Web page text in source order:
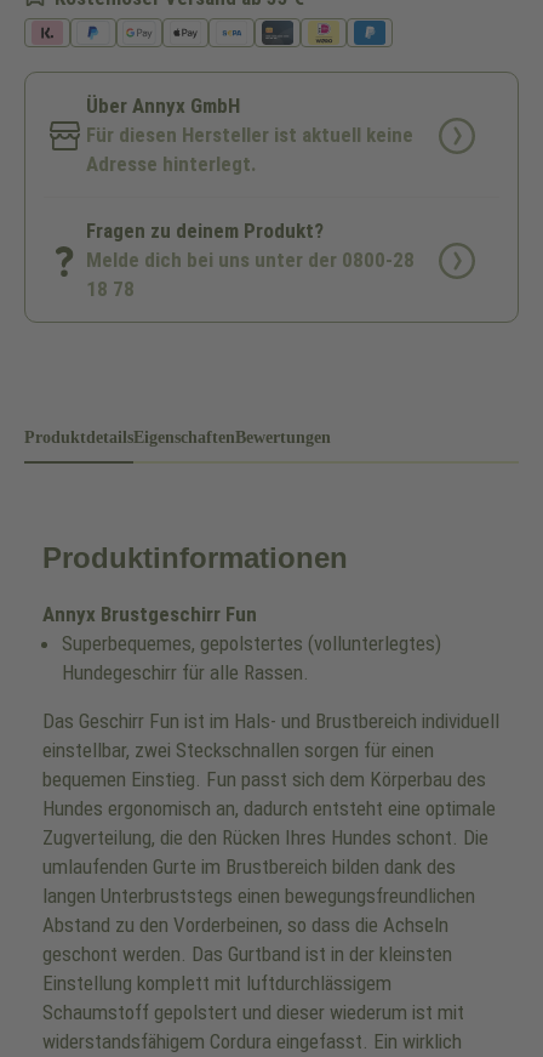
Über Annyx GmbH
Für diesen Hersteller ist aktuell keine
Adresse hinterlegt.
Fragen zu deinem Produkt?
Melde dich bei uns unter der 0800-28
18 78
ProduktdetailsEigenschaftenBewertungen
Produktinformationen
Annyx Brustgeschirr Fun
Superbequemes, gepolstertes (vollunterlegtes)
Hundegeschirr für alle Rassen.
Das Geschirr Fun ist im Hals- und Brustbereich individuell
einstellbar, zwei Steckschnallen sorgen für einen
bequemen Einstieg. Fun passt sich dem Körperbau des
Hundes ergonomisch an, dadurch entsteht eine optimale
Zugverteilung, die den Rücken Ihres Hundes schont. Die
umlaufenden Gurte im Brustbereich bilden dank des
langen Unterbruststegs einen bewegungsfreundlichen
Abstand zu den Vorderbeinen, so dass die Achseln
geschont werden. Das Gurtband ist in der kleinsten
Einstellung komplett mit luftdurchlässigem
Schaumstoff gepolstert und dieser wiederum ist mit
widerstandsfähigem Cordura eingefasst. Ein wirklich